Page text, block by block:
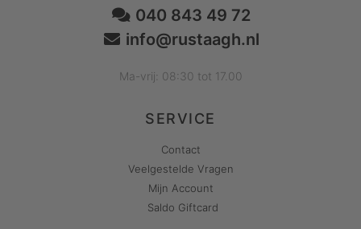
040 843 49 72
info@rustaagh.nl
Ma-vrij: 08:30 tot 17.00
SERVICE
Contact
Veelgestelde Vragen
Mijn Account
Saldo Giftcard